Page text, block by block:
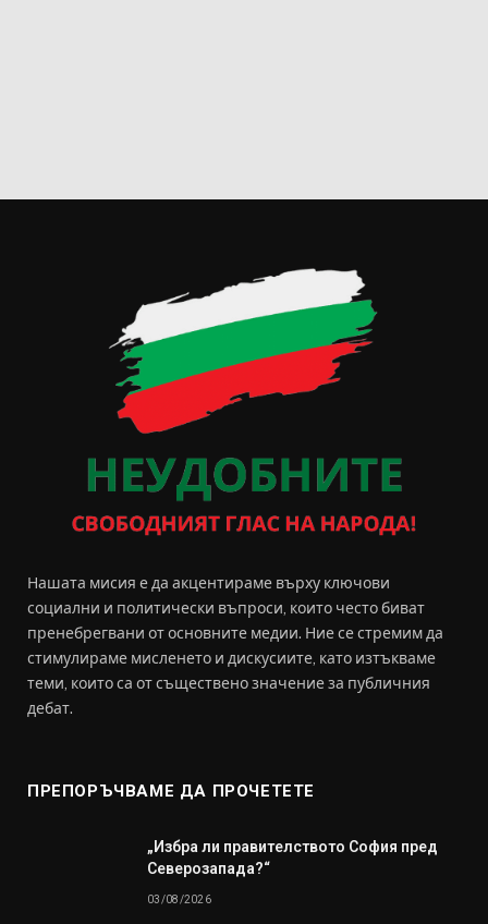
Нашата мисия е да акцентираме върху ключови
социални и политически въпроси, които често биват
пренебрегвани от основните медии. Ние се стремим да
стимулираме мисленето и дискусиите, като изтъкваме
теми, които са от съществено значение за публичния
дебат.
ПРЕПОРЪЧВАМЕ ДА ПРОЧЕТЕТЕ
„Избра ли правителството София пред
Северозапада?“
03/08/2026